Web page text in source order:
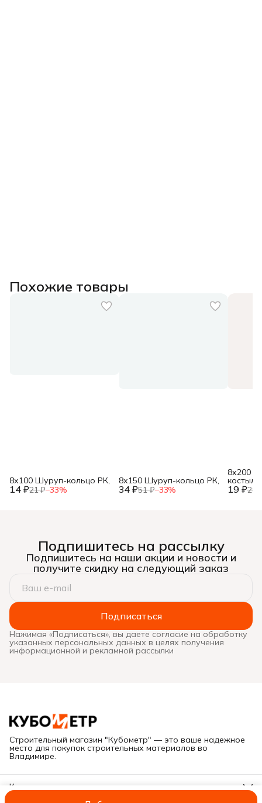
Похожие товары
14 ₽21 ₽−33%
8х100 Шуруп-кольцо РК,
34 ₽51 ₽−33%
8х150 Шуруп-кольцо РК,
19 ₽28
8х200
Подпишитесь на рассылку
Подпишитесь на наши акции и новости и
получите скидку на следующий заказ
Подписаться
Нажимая «Подписаться», вы даете согласие на обработку
указанных персональных данных в целях получения
информационной и рекламной рассылки
Строительный магазин "Кубометр" — это ваше надежное
место для покупок строительных материалов во
Владимире.
Контакты